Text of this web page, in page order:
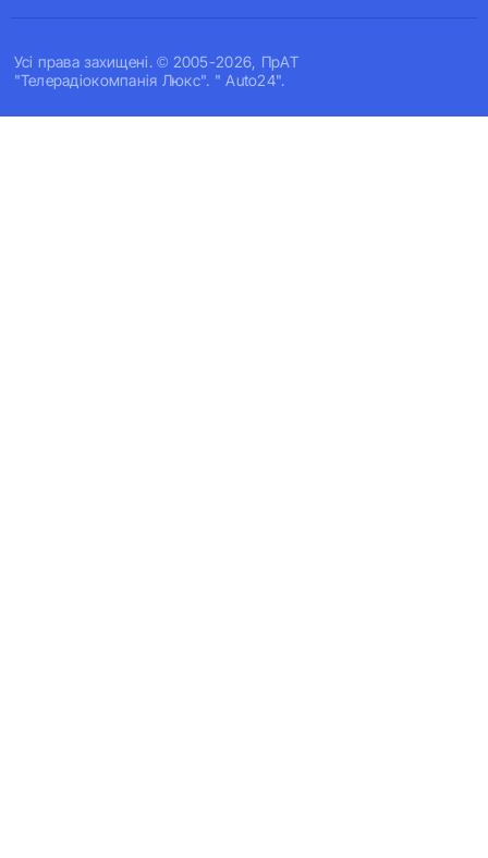
Усi права захищенi. © 2005-2026, ПрАТ
"Телерадіокомпанія Люкс". " Auto24".